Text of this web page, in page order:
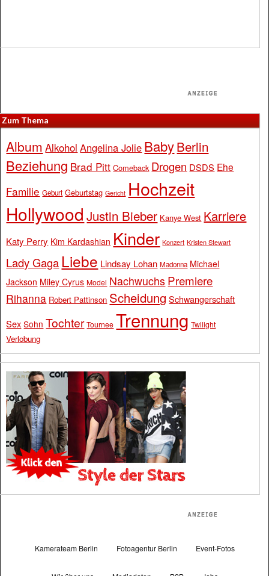
Zum Thema
Album Alkohol Angelina Jolie BabyBerlin
Beziehung Brad Pitt Comeback Drogen DSDS Ehe
Familie Geburt Geburtstag Gericht Hochzeit
Hollywood Justin Bieber Kanye West Karriere
Katy Perry Kim Kardashian Kinder Konzert Kristen Stewart
Lady Gaga Liebe Lindsay Lohan Madonna Michael
Jackson Miley Cyrus Model Nachwuchs Premiere
Rihanna Robert Pattinson Scheidung Schwangerschaft
Sex Sohn Tochter Tournee Trennung Twilight
Verlobung
Kamerateam Berlin Fotoagentur Berlin Event-Fotos